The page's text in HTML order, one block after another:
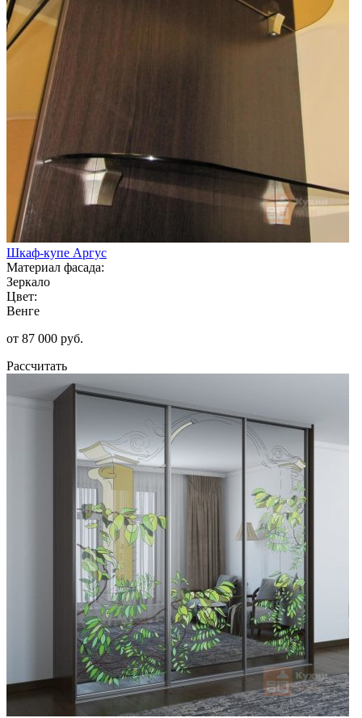
Шкаф-купе Аргус
Материал фасада:
Зеркало
Цвет:
Венге
от 87 000 руб.
Рассчитать